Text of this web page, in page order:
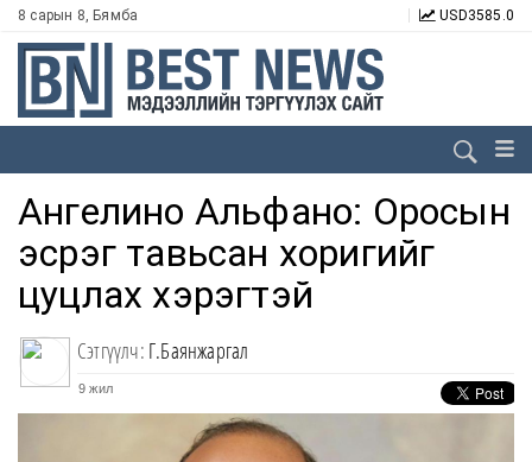
8 сарын 8, Бямба USD3585.0
Ангелино Альфано: Оросын
эсрэг тавьсан хоригийг
цуцлах хэрэгтэй
Сэтгүүлч: Г.Баянжаргал
9 жил